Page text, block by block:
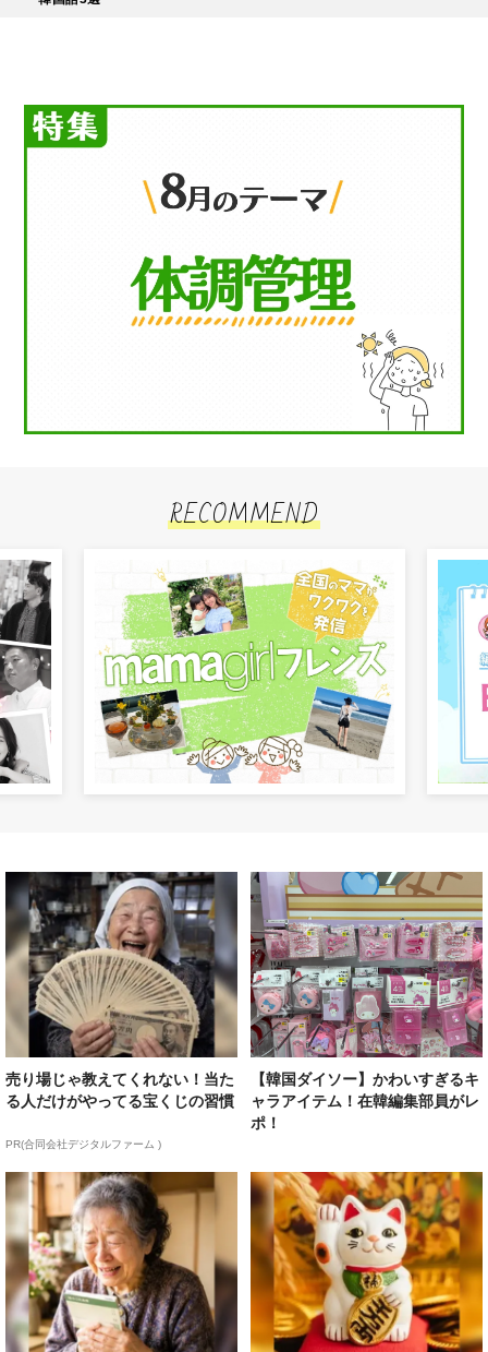
RECOMMEND
売り場じゃ教えてくれない！当た
る人だけがやってる宝くじの習慣
PR(合同会社デジタルファーム )
【韓国ダイソー】かわいすぎるキ
ャラアイテム！在韓編集部員がレ
ポ！